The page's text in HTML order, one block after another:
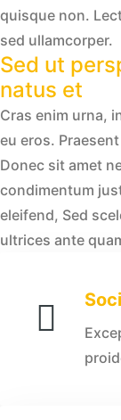
quisque non.
sed ullamcorper.
Sed ut
natus et
Cras enim urna,
eu eros.
Donec sit amet
condimentum
eleifend, Sed
ultrices ante